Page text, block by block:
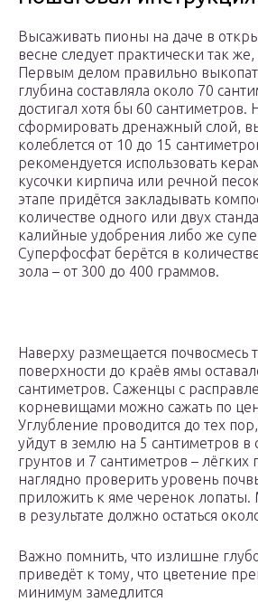
Высаживать пионы на даче в
весне следует практически так
Первым делом правильно
глубина составляла около 70
достигал хотя бы 60 сантиметров.
сформировать дренажный слой,
колеблется от 10 до 15
рекомендуется использовать
кусочки кирпича или речной
этапе придётся закладывать
количестве одного или двух
калийные удобрения либо же
Суперфосфат берётся в
зола – от 300 до 400 граммов.
Наверху размещается почвосмесь
поверхности до краёв ямы
сантиметров. Саженцы с
корневищами можно сажать по
Углубление проводится до тех
уйдут в землю на 5 сантиметров в
грунтов и 7 сантиметров – лёгких
наглядно проверить уровень
приложить к яме черенок
в результате должно остаться
Важно помнить, что излишне
приведёт к тому, что цветение
минимум замедлится